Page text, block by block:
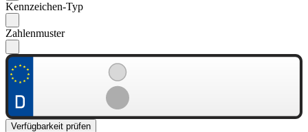
Kennzeichen-Typ
Zahlenmuster
Verfügbarkeit prüfen